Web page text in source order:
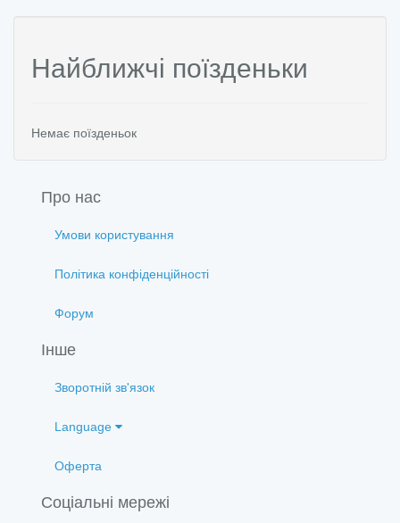
Найближчі поїзденьки
Немає поїзденьок
Про нас
Умови користування
Політика конфіденційності
Форум
Інше
Зворотній зв'язок
Language
Оферта
Соціальні мережі